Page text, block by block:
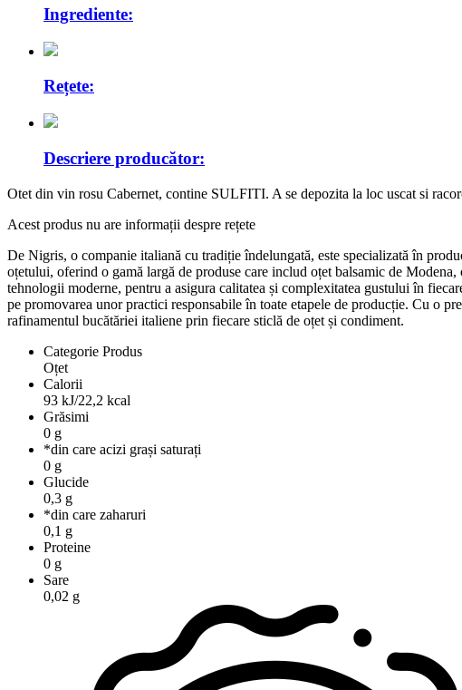
Ingrediente:
Rețete:
Descriere producător:
Otet din vin rosu Cabernet, contine SULFITI. A se depozita la loc uscat si
Acest produs nu are informații despre rețete
De Nigris, o companie italiană cu tradiție îndelungată, este specializată în
oțetului, oferind o gamă largă de produse care includ oțet balsamic de
tehnologii moderne, pentru a asigura calitatea și complexitatea gustului în
pe promovarea unor practici responsabile în toate etapele de producție. Cu o
rafinamentul bucătăriei italiene prin fiecare sticlă de oțet și condiment.
Categorie Produs
Oțet
Calorii
93 kJ/22,2 kcal
Grăsimi
0 g
*din care acizi grași saturați
0 g
Glucide
0,3 g
*din care zaharuri
0,1 g
Proteine
0 g
Sare
0,02 g